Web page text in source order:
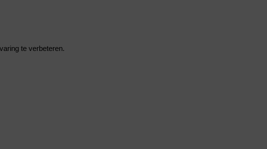
te verbeteren.